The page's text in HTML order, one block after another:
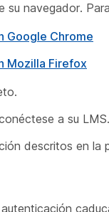
navegador.
Google Chrome
Mozilla Firefox
a su LMS.
descritos en la